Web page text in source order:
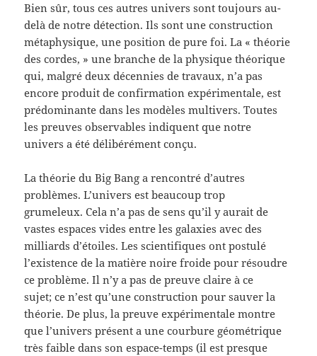
Bien sûr, tous ces autres univers sont toujours au-
delà de notre détection. Ils sont une construction
métaphysique, une position de pure foi. La « théorie
des cordes, » une branche de la physique théorique
qui, malgré deux décennies de travaux, n’a pas
encore produit de confirmation expérimentale, est
prédominante dans les modèles multivers. Toutes
les preuves observables indiquent que notre
univers a été délibérément conçu.
La théorie du Big Bang a rencontré d’autres
problèmes. L’univers est beaucoup trop
grumeleux. Cela n’a pas de sens qu’il y aurait de
vastes espaces vides entre les galaxies avec des
milliards d’étoiles. Les scientifiques ont postulé
l’existence de la matière noire froide pour résoudre
ce problème. Il n’y a pas de preuve claire à ce
sujet; ce n’est qu’une construction pour sauver la
théorie. De plus, la preuve expérimentale montre
que l’univers présent a une courbure géométrique
très faible dans son espace-temps (il est presque